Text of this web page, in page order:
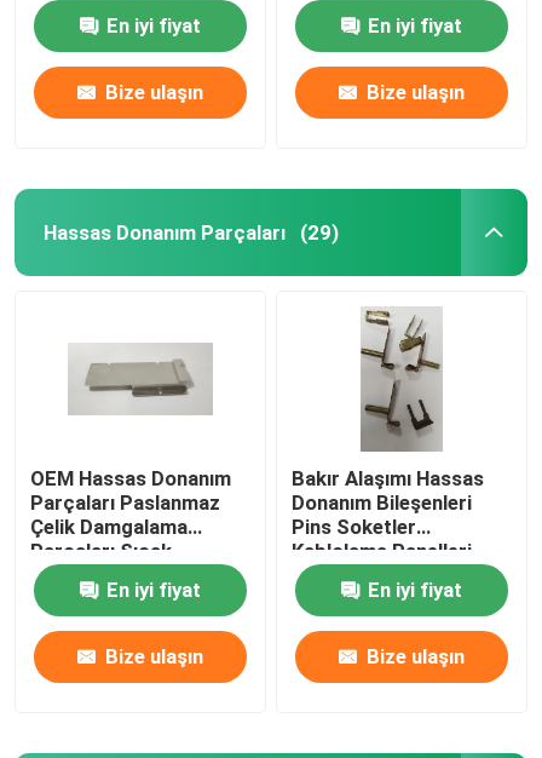
En iyi fiyat
Bize ulaşın
En iyi fiyat
Bize ulaşın
Hassas Donanım Parçaları (29)
OEM Hassas Donanım
Parçaları Paslanmaz
Çelik Damgalama
Parçaları Sıcak
Galvanizli
En iyi fiyat
Bize ulaşın
Bakır Alaşımı Hassas
Donanım Bileşenleri
Pins Soketler
Kablolama Panelleri
En iyi fiyat
Bize ulaşın